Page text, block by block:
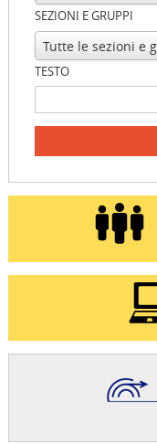
SEZIONI E GRUPPI
TESTO